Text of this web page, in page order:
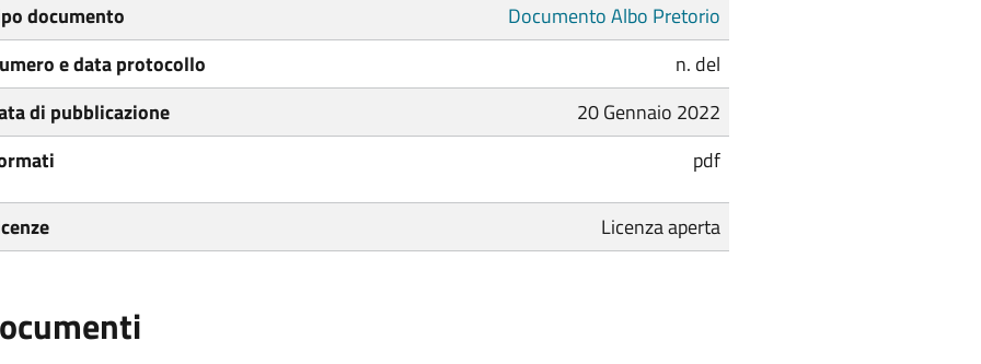
documento
Documento Albo Pretorio
e data protocollo
n. del
di pubblicazione
20 Gennaio 2022
pdf
Licenza aperta